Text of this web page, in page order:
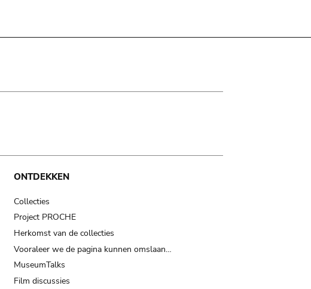
ONTDEKKEN
Collecties
Project PROCHE
Herkomst van de collecties
Vooraleer we de pagina kunnen omslaan…
MuseumTalks
Film discussies